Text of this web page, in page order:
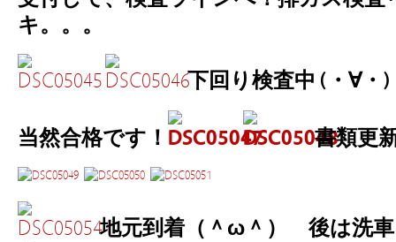
キ。。。
下回り検査中 (・∀・)
当然合格です！ 書類更
地元到着（＾ω＾） 後は洗